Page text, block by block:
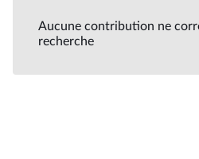
Aucune contribution ne
recherche